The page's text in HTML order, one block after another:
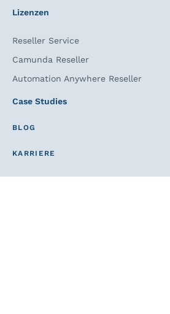
Lizenzen
Reseller Service
Camunda Reseller
Automation Anywhere Reseller
Case Studies
BLOG
KARRIERE